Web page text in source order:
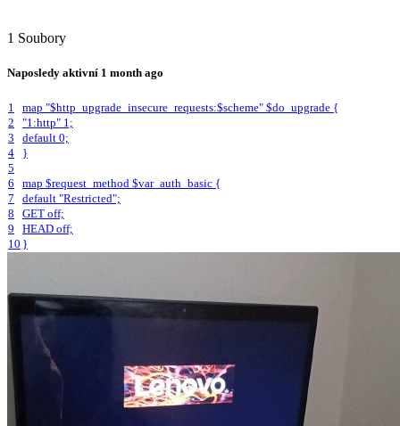
1 Soubory
Naposledy aktivní 1 month ago
1
map "$http_upgrade_insecure_requests:$scheme" $do_upgrade {
2
"1:http" 1;
3
default 0;
4
}
5
6
map $request_method $var_auth_basic {
7
default "Restricted";
8
GET off;
9
HEAD off;
10 }